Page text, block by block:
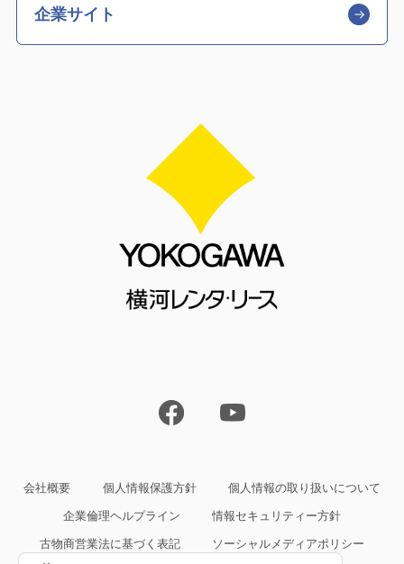
企業サイト
会社概要 個人情報保護方針 個人情報の取り扱いについて
企業倫理ヘルプライン 情報セキュリティー方針
古物商営業法に基づく表記 ソーシャルメディアポリシー